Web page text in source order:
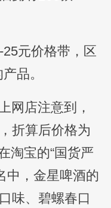
元价格带，区
品。
网店注意到，
折算后价格为
淘宝的“国货严
中，金星啤酒的
味、碧螺春口